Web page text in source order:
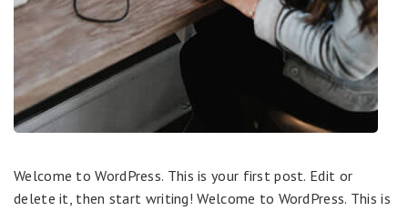
Welcome to WordPress. This is your first post. Edit or
delete it, then start writing! Welcome to WordPress. This is